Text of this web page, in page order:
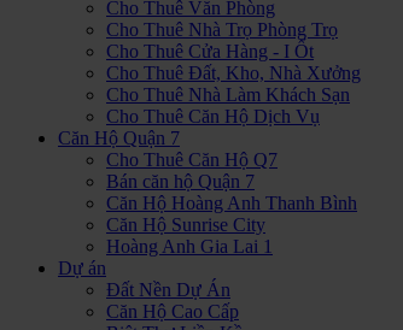
Cho Thuê Văn Phòng
Cho Thuê Nhà Trọ Phòng Trọ
Cho Thuê Cửa Hàng - I Ốt
Cho Thuê Đất, Kho, Nhà Xưởng
Cho Thuê Nhà Làm Khách Sạn
Cho Thuê Căn Hộ Dịch Vụ
Căn Hộ Quận 7
Cho Thuê Căn Hộ Q7
Bán căn hộ Quận 7
Căn Hộ Hoàng Anh Thanh Bình
Căn Hộ Sunrise City
Hoàng Anh Gia Lai 1
Dự án
Đất Nền Dự Án
Căn Hộ Cao Cấp